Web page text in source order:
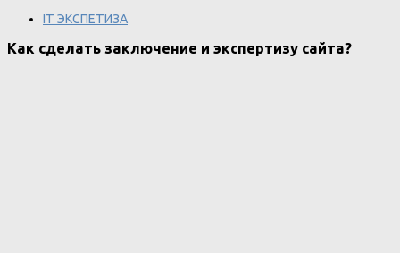
IT ЭКСПЕТИЗА
Как сделать заключение и экспертизу сайта?